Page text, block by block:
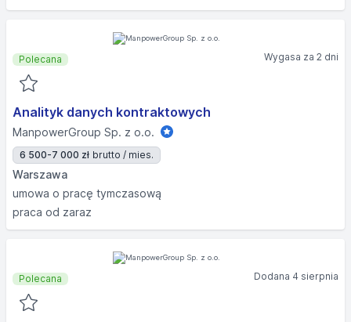
Analityk danych kontraktowych
ManpowerGroup Sp. z o.o.
6 500-7 000 zł brutto / mies.
Warszawa
umowa o pracę tymczasową
praca od zaraz
Polecana Wygasa za 2 dni
Polecana Dodana 4 sierpnia